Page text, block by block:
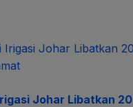
Johar Libatkan 20